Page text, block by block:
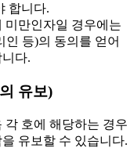
합니다.
만인자일 경우에는
인 등)의 동의를 얻어
다.
유보)
호에 해당하는 경우
유보할 수 있습니다.